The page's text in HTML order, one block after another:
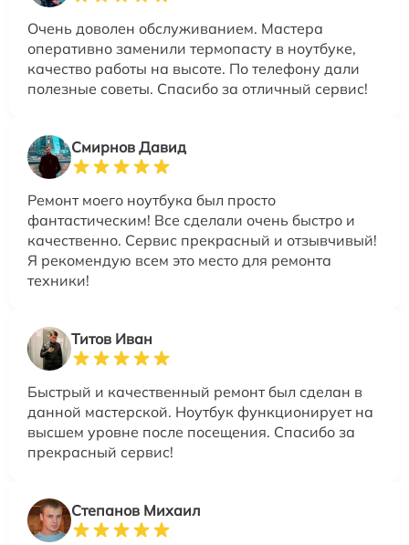
Очень доволен обслуживанием. Мастера
оперативно заменили термопасту в ноутбуке,
качество работы на высоте. По телефону дали
полезные советы. Спасибо за отличный сервис!
Смирнов Давид
Ремонт моего ноутбука был просто
фантастическим! Все сделали очень быстро и
качественно. Сервис прекрасный и отзывчивый!
Я рекомендую всем это место для ремонта
техники!
Титов Иван
Быстрый и качественный ремонт был сделан в
данной мастерской. Ноутбук функционирует на
высшем уровне после посещения. Спасибо за
прекрасный сервис!
Степанов Михаил